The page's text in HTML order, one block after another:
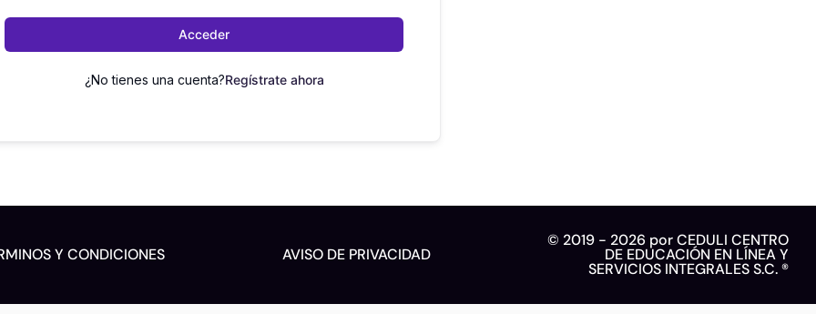
Acceder
¿No tienes una cuenta?Regístrate ahora
Y CONDICIONES AVISO DE PRIVACIDAD
© 2019 - 2026 por CEDULI CENTRO
DE EDUCACIÓN EN LÍNEA Y
SERVICIOS INTEGRALES S.C. ®